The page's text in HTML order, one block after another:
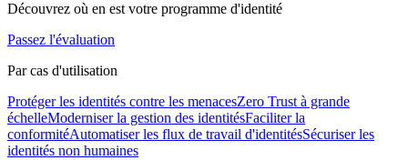
Découvrez où en est votre programme d'identité
Passez l'évaluation
Par cas d'utilisation
Protéger les identités contre les menacesZero Trust à grande
échelleModerniser la gestion des identitésFaciliter la
conformitéAutomatiser les flux de travail d'identitésSécuriser les
identités non humaines